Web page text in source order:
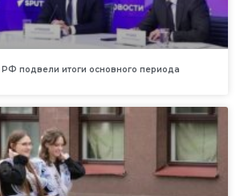
подвели итоги основного периода